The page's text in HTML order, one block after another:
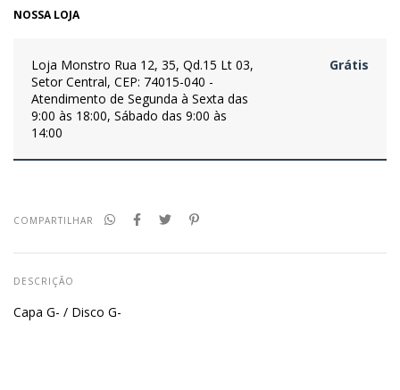
NOSSA LOJA
Loja Monstro Rua 12, 35, Qd.15 Lt 03,
Setor Central, CEP: 74015-040 -
Atendimento de Segunda à Sexta das
9:00 às 18:00, Sábado das 9:00 às
14:00
Grátis
COMPARTILHAR
DESCRIÇÃO
Capa G- / Disco G-